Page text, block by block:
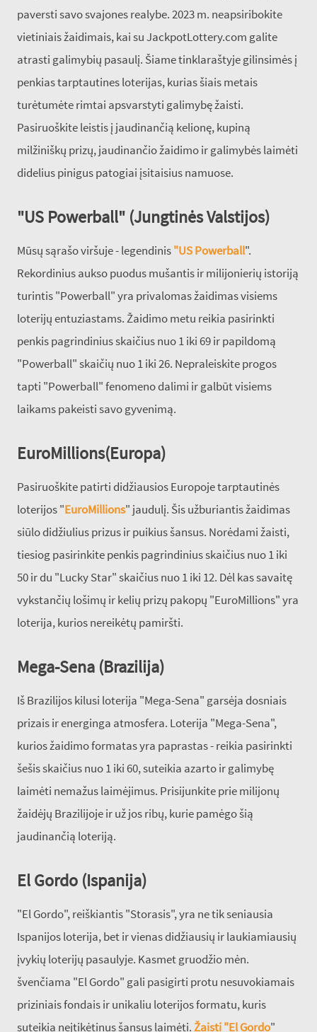
paversti savo svajones realybe. 2023 m. neapsiribokite
vietiniais žaidimais, kai su JackpotLottery.com galite
atrasti galimybių pasaulį. Šiame tinklaraštyje gilinsimės į
penkias tarptautines loterijas, kurias šiais metais
turėtumėte rimtai apsvarstyti galimybę žaisti.
Pasiruoškite leistis į jaudinančią kelionę, kupiną
milžiniškų prizų, jaudinančio žaidimo ir galimybės laimėti
didelius pinigus patogiai įsitaisius namuose.
"US Powerball" (Jungtinės Valstijos)
Mūsų sąrašo viršuje - legendinis"US Powerball".
Rekordinius aukso puodus mušantis ir milijonierių istoriją
turintis "Powerball" yra privalomas žaidimas visiems
loterijų entuziastams. Žaidimo metu reikia pasirinkti
penkis pagrindinius skaičius nuo 1 iki 69 ir papildomą
"Powerball" skaičių nuo 1 iki 26. Nepraleiskite progos
tapti "Powerball" fenomeno dalimi ir galbūt visiems
laikams pakeisti savo gyvenimą.
EuroMillions(Europa)
Pasiruoškite patirti didžiausios Europoje tarptautinės
loterijos "EuroMillions" jaudulį. Šis užburiantis žaidimas
siūlo didžiulius prizus ir puikius šansus. Norėdami žaisti,
tiesiog pasirinkite penkis pagrindinius skaičius nuo 1 iki
50 ir du "Lucky Star" skaičius nuo 1 iki 12. Dėl kas savaitę
vykstančių lošimų ir kelių prizų pakopų "EuroMillions" yra
loterija, kurios nereikėtų pamiršti.
Mega-Sena (Brazilija)
Iš Brazilijos kilusi loterija "Mega-Sena" garsėja dosniais
prizais ir energinga atmosfera. Loterija "Mega-Sena",
kurios žaidimo formatas yra paprastas - reikia pasirinkti
šešis skaičius nuo 1 iki 60, suteikia azarto ir galimybę
laimėti nemažus laimėjimus. Prisijunkite prie milijonų
žaidėjų Brazilijoje ir už jos ribų, kurie pamėgo šią
jaudinančią loteriją.
El Gordo (Ispanija)
"El Gordo", reiškiantis "Storasis", yra ne tik seniausia
Ispanijos loterija, bet ir vienas didžiausių ir laukiamiausių
įvykių loterijų pasaulyje. Kasmet gruodžio mėn.
švenčiama "El Gordo" gali pasigirti protu nesuvokiamais
priziniais fondais ir unikaliu loterijos formatu, kuris
suteikia neįtikėtinus šansus laimėti.Žaisti "El Gordo"